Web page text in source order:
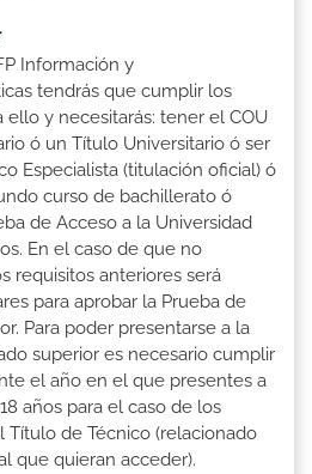
Información y
tendrás que cumplir los
ello y necesitarás: tener el COU
ó un Título Universitario ó ser
Especialista (titulación oficial) ó
curso de bachillerato ó
de Acceso a la Universidad
En el caso de que no
requisitos anteriores será
para aprobar la Prueba de
Para poder presentarse a la
superior es necesario cumplir
el año en el que presentes a
años para el caso de los
de Técnico (relacionado
que quieran acceder).